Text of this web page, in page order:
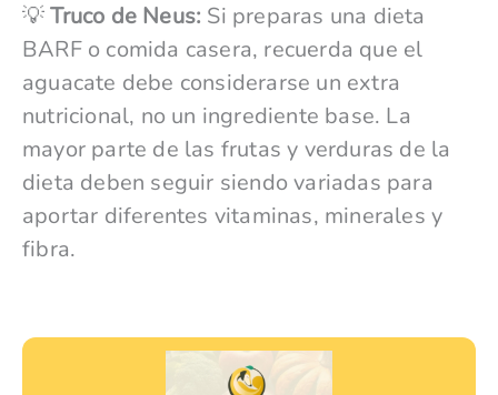
💡Truco de Neus: Si preparas una dieta
BARF o comida casera, recuerda que el
aguacate debe considerarse un extra
nutricional, no un ingrediente base. La
mayor parte de las frutas y verduras de la
dieta deben seguir siendo variadas para
aportar diferentes vitaminas, minerales y
fibra.